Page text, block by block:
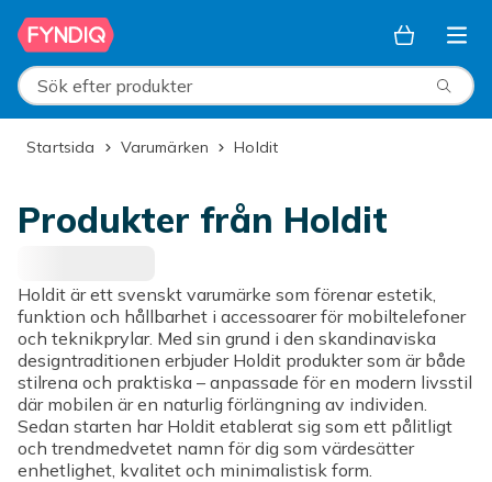
Hoppa till huvudinnehållet
Sök efter produkter
Startsida Varumärken Holdit
Produkter från Holdit
Holdit är ett svenskt varumärke som förenar estetik,
funktion och hållbarhet i accessoarer för mobiltelefoner
och teknikprylar. Med sin grund i den skandinaviska
designtraditionen erbjuder Holdit produkter som är både
stilrena och praktiska – anpassade för en modern livsstil
där mobilen är en naturlig förlängning av individen.
Sedan starten har Holdit etablerat sig som ett pålitligt
och trendmedvetet namn för dig som värdesätter
enhetlighet, kvalitet och minimalistisk form.